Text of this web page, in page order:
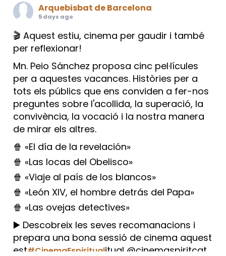
Arquebisbat de Barcelona
5 days ago
🎬 Aquest estiu, cinema per gaudir i també
per reflexionar!
Mn. Peio Sánchez proposa cinc pel·lícules
per a aquestes vacances. Històries per a
tots els públics que ens conviden a fer-nos
preguntes sobre l'acollida, la superació, la
convivència, la vocació i la nostra manera
de mirar els altres.
🍿 «El día de la revelación»
🍿 «Las locas del Obelisco»
🍿 «Viaje al país de los blancos»
🍿 «León XIV, el hombre detrás del Papa»
🍿 «Las ovejas detectives»
▶️ Descobreix les seves recomanacions i
prepara una bona sessió de cinema aquest
est#CinemaEspiritualitual @cinemaspiritcat